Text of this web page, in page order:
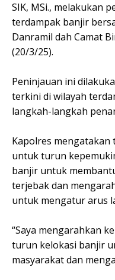
SIK, MSi., melakukan
terdampak banjir
Danramil dah Camat
(20/3/25).
Peninjauan ini
terkini di wilayah
langkah-langkah
Kapolres
untuk turun
banjir untuk
terjebak dan
untuk mengatur arus
“Saya mengarahkan
turun kelokasi banjir
masyarakat dan